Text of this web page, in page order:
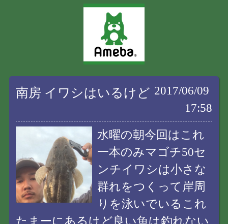
南房 イワシはいるけど 2017/06/09
17:58
水曜の朝今回はこれ
一本のみマゴチ50セ
ンチイワシは小さな
群れをつくって岸周
りを泳いでいるこれ
たまーにあるけど良い魚は釣れない